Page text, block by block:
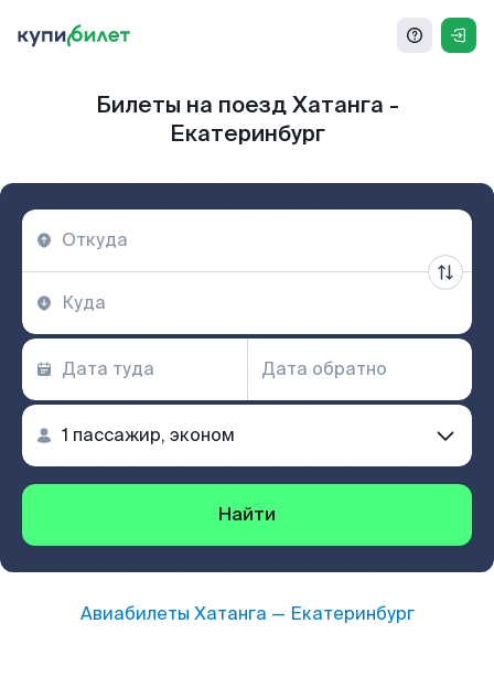
Билеты на поезд Хатанга -
Екатеринбург
Найти
Авиабилеты Хатанга — Екатеринбург